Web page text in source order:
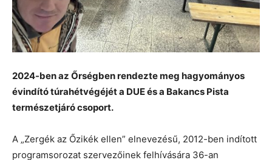
2024-ben az Őrségben rendezte meg hagyományos
évindító túrahétvégéjét a DUE és a Bakancs Pista
természetjáró csoport.
A „Zergék az Őzikék ellen” elnevezésű, 2012-ben indított
programsorozat szervezőinek felhívására 36-an